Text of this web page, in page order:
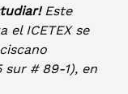
Este
el ICETEX se
sur # 89-1), en